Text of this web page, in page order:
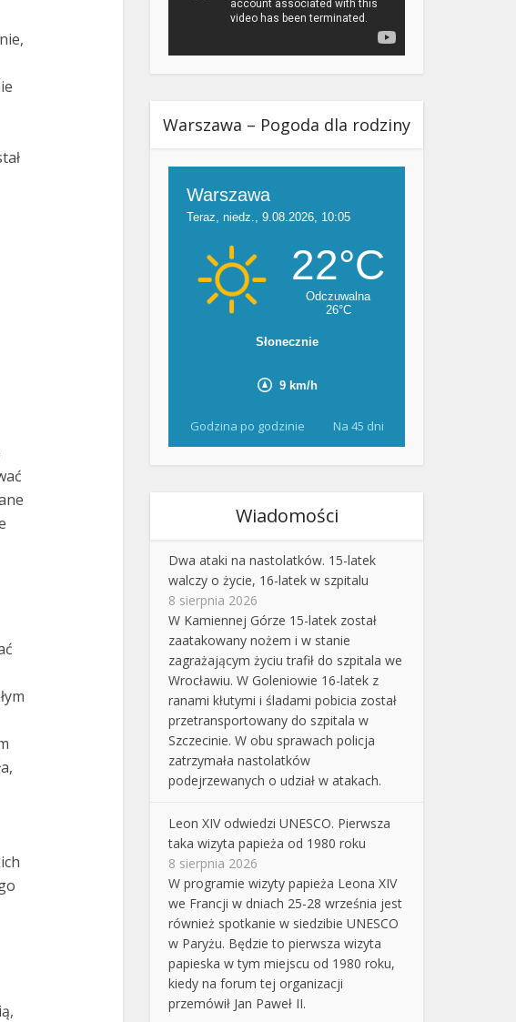
Warszawa – Pogoda dla rodziny
Godzina po godzinie Na 45 dni
Wiadomości
Dwa ataki na nastolatków. 15-latek
walczy o życie, 16-latek w szpitalu
8 sierpnia 2026
W Kamiennej Górze 15-latek został
zaatakowany nożem i w stanie
zagrażającym życiu trafił do szpitala we
Wrocławiu. W Goleniowie 16-latek z
ranami kłutymi i śladami pobicia został
przetransportowany do szpitala w
Szczecinie. W obu sprawach policja
zatrzymała nastolatków
podejrzewanych o udział w atakach.
Leon XIV odwiedzi UNESCO. Pierwsza
taka wizyta papieża od 1980 roku
8 sierpnia 2026
W programie wizyty papieża Leona XIV
we Francji w dniach 25-28 września jest
również spotkanie w siedzibie UNESCO
w Paryżu. Będzie to pierwsza wizyta
papieska w tym miejscu od 1980 roku,
kiedy na forum tej organizacji
przemówił Jan Paweł II.